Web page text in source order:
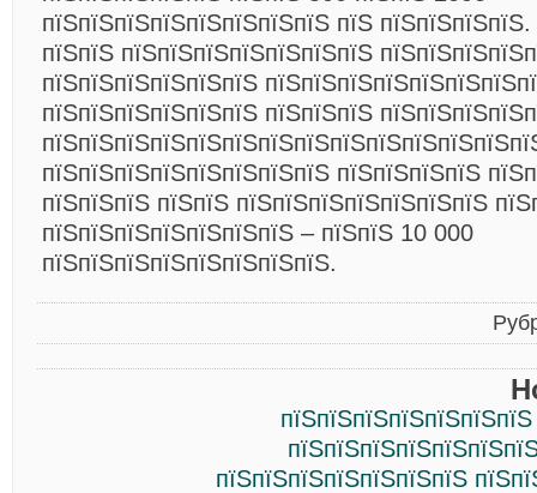
пїЅпїЅпїЅпїЅпїЅпїЅпїЅпїЅ пїЅ пїЅпїЅпїЅпїЅ.
пїЅпїЅ пїЅпїЅпїЅпїЅпїЅпїЅпїЅ
пїЅпїЅпїЅпїЅпїЅпїЅ
пїЅпїЅпїЅпїЅпїЅпїЅ пїЅпїЅпїЅ
пїЅпїЅпїЅпїЅпїЅпїЅпїЅпїЅ пїЅпїЅпїЅпїЅ
пїЅпїЅпїЅ пїЅпїЅ пїЅпїЅпїЅпїЅпїЅпїЅпїЅ
пїЅпїЅпїЅпїЅпїЅпїЅпїЅ – пїЅпїЅ 10 000
пїЅпїЅпїЅпїЅпїЅпїЅпїЅпїЅ.
пїЅпїЅпїЅпїЅпїЅпїЅпїЅ